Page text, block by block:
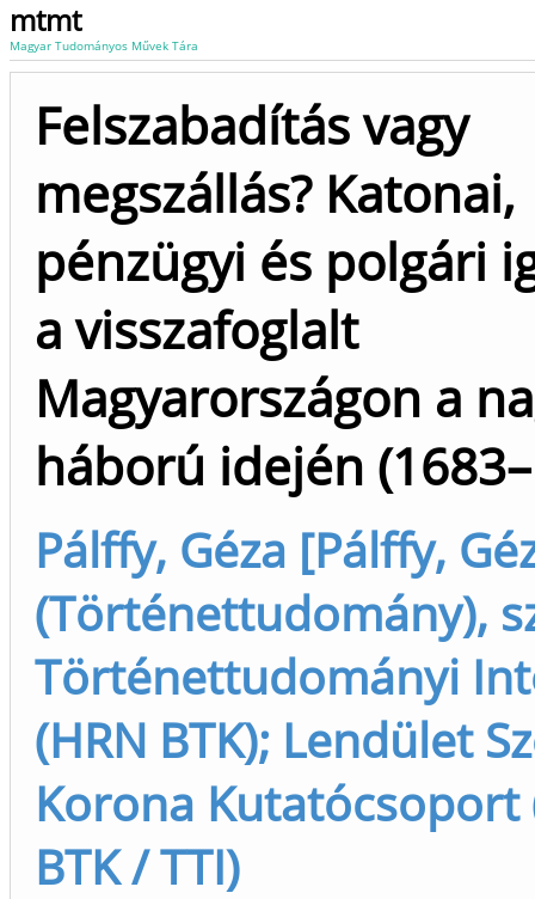
mtmt
Magyar Tudományos Művek Tára
Felszabadítás vagy
megszállás? Katonai,
pénzügyi és polgári
a visszafoglalt
Magyarországon a
háború idején
Pálffy, Géza [Pálffy,
(Történettudomány),
Történettudományi
(HRN BTK); Lendület
Korona Kutatócsoport
BTK / TTI)